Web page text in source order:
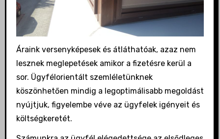
Áraink versenyképesek és átláthatóak, azaz nem
lesznek meglepetések amikor a fizetésre kerül a
sor. Ügyfélorientált szemléletünknek
köszönhetően mindig a legoptimálisabb megoldást
nyújtjuk, figyelembe véve az ügyfelek igényeit és
költségkeretét.